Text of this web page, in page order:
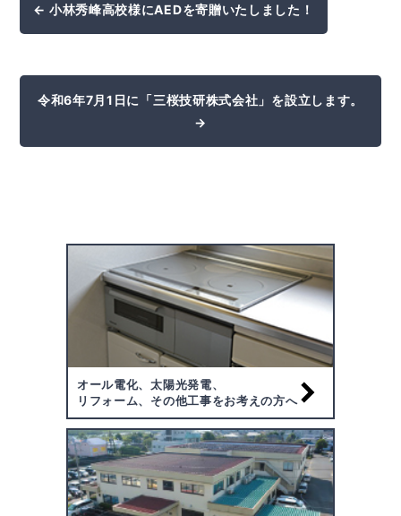
← 小林秀峰高校様にAEDを寄贈いたしました！
令和6年7月1日に「三桜技研株式会社」を設立します。
→
オール電化、太陽光発電、
リフォーム、その他工事をお考えの方へ